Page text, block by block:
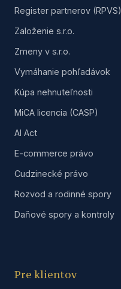
Register partnerov (RPVS)
Založenie s.r.o.
Zmeny v s.r.o.
Vymáhanie pohľadávok
Kúpa nehnuteľnosti
MiCA licencia (CASP)
AI Act
E-commerce právo
Cudzinecké právo
Rozvod a rodinné spory
Daňové spory a kontroly
Pre klientov